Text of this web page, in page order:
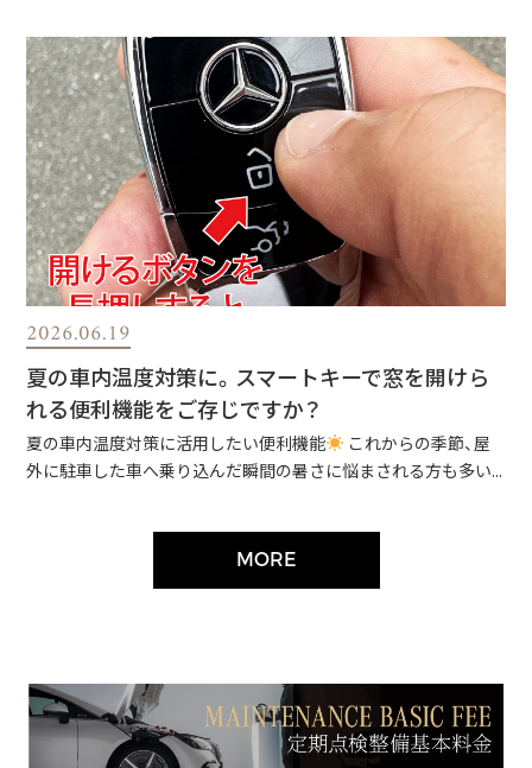
2026.06.19
夏の車内温度対策に。スマートキーで窓を開けら
れる便利機能をご存じですか？
夏の車内温度対策に活用したい便利機能
これからの季節、屋
外に駐車した車へ乗り込んだ瞬間の暑さに悩まされる方も多い...
MORE